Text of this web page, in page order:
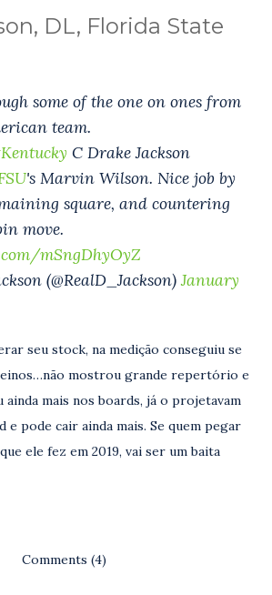
DL, Florida State
some of the one on ones from
team.
C Drake Jackson
's Marvin Wilson. Nice job by
square, and countering
move.
mSngDhyOyZ
(@RealD_Jackson)January
seu stock, na medição conseguiu se
mostrou grande repertório e
ainda mais nos boards, já o projetavam
pode cair ainda mais. Se quem pegar
ele fez em 2019, vai ser um baita
Comments (4)